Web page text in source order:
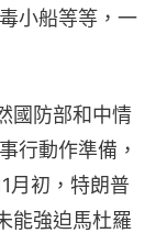
小船等等，一
國防部和中情
行動作準備，
月初，特朗普
能強迫馬杜羅